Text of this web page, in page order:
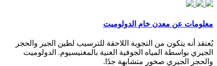
معلومات عن معدن خام الدولوميت
يُعتقد أنه يتكون من التجوية اللاحقة للترسيب لطين الجير والحجر
الجيري بواسطة المياه الجوفية الغنية بالمغنيسيوم. الدولوميت
والحجر الجيري صخور متشابهة جدًا.